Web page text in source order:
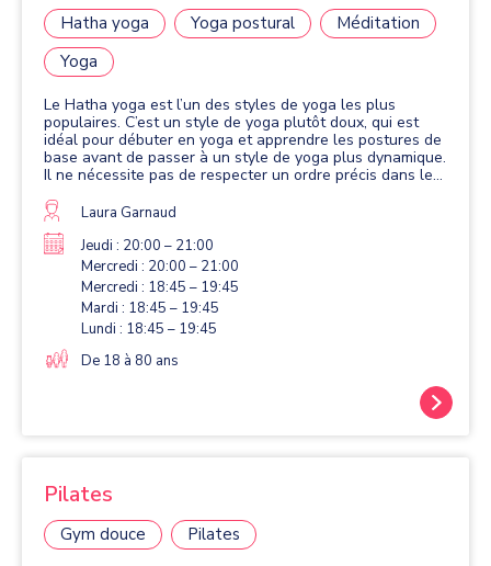
Hatha yoga Yoga postural
Méditation
Yoga
Le Hatha yoga est l’un des styles de yoga les plus
populaires. C’est un style de yoga plutôt doux, qui est
idéal pour débuter en yoga et apprendre les postures de
base avant de passer à un style de yoga plus dynamique.
Il ne nécessite pas de respecter un ordre précis dans les
relaxer, en combinant respirations et postures. Ses
bienfaits : augmentation de la concentration,
augmentation de la vitalité, allongement du souffle,
éloignement du stress.
Laura Garnaud
Jeudi : 20:00 – 21:00
Mercredi : 20:00 – 21:00
Mercredi : 18:45 – 19:45
Mardi : 18:45 – 19:45
Lundi : 18:45 – 19:45
De 18 à 80 ans
Pilates
Gym douce Pilates